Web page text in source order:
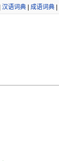
汉语词典 成语词典